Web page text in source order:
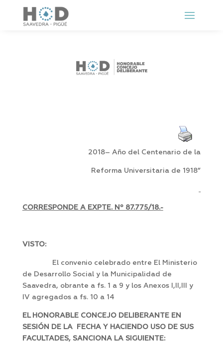
2018– Año del Centenario de la
Reforma Universitaria de 1918”
CORRESPONDE A EXPTE. Nº 87.775/18.-
VISTO:
El convenio celebrado entre El Ministerio
de Desarrollo Social y la Municipalidad de
Saavedra, obrante a fs. 1 a 9 y los Anexos I,II,III y
IV agregados a fs. 10 a 14
EL HONORABLE CONCEJO DELIBERANTE EN
SESIÓN DE LA FECHA Y HACIENDO USO DE SUS
FACULTADES, SANCIONA LA SIGUIENTE: